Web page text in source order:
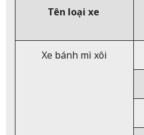
Tên loại xe
Xe bánh mì xôi